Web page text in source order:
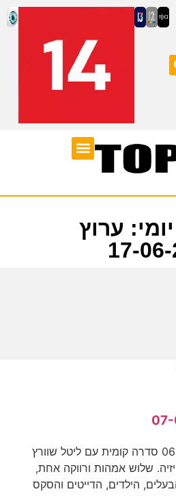
ערוץ
חברות - הג'ינס 06:03 - 06:31 סדרה קומית עם ליטל שוורץ
שלוש אמהות ורווקה אחת,
הילדים, הדייטים והסקס